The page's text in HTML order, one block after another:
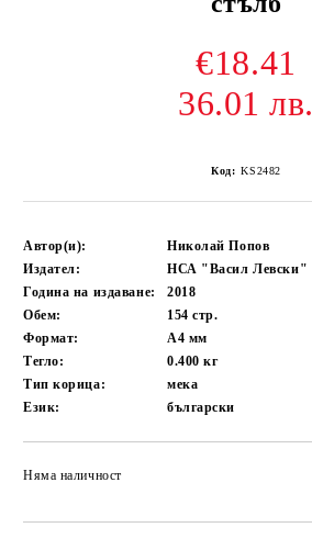
€18.41
36.01 лв.
Код: KS2482
Автор(и):
Николай Попов
Издател:
НСА "Васил Левски"
Година на издаване:
2018
Обем:
154стр.
Формат:
A4 мм
Тегло:
0.400кг
Тип корица:
мека
Език:
български
Няма наличност